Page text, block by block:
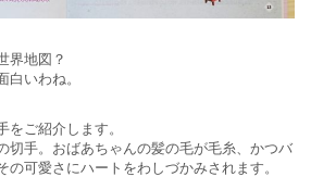
界地図？
いわね。
ご紹介します。
切手。おばあちゃんの髪の毛が毛糸、かつバ
の可愛さにハートをわしづかみされます。